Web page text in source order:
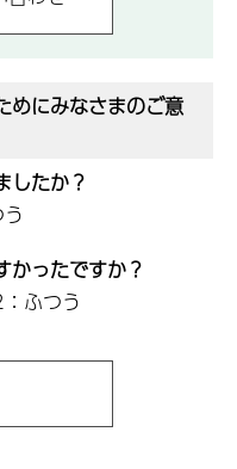
めにみなさまのご意
したか？
かったですか？
ふつう